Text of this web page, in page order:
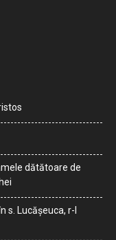
dătătoare de
s. Lucășeuca, r-l